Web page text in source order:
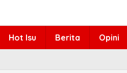
Hot Isu Berita Opini